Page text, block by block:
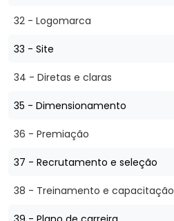
32 - Logomarca
33 - Site
34 - Diretas e claras
35 - Dimensionamento
36 - Premiação
37 - Recrutamento e seleção
38 - Treinamento e capacitação